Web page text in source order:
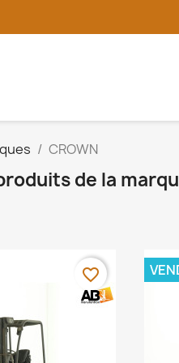
CROWN
de la
favorite_border